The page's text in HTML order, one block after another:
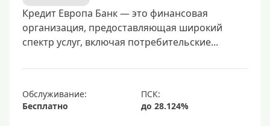
40000 руб
50000 руб
60000 руб
70000 руб
100000 руб
Кредит Европа Банк — это финансовая
организация, предоставляющая широкий
спектр услуг, включая потребительские...
Обслуживание:
Бесплатно